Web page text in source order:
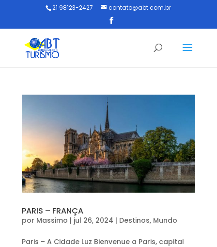
21 98123-2427 contato@abt.com.br
PARIS – FRANÇA
por Massimo | jul 26, 2024 | Destinos, Mundo
Paris – A Cidade Luz Bienvenue a Paris, capital